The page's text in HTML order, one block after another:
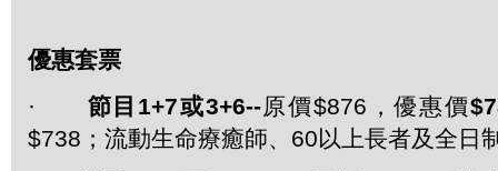
優惠套票
· 節目 1+7或3+6--原價$876，優惠價
$738；流動生命療癒師、60以上長者及全日